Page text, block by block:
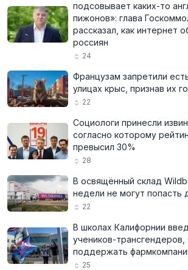
подсовывает каких-то
пижонов»: глава
рассказал, как интернет
россиян
24
Французам запретили
улицах крыс, признав их
22
Социологи принесли
согласно которому
превысил 30%
28
В освящённый склад
недели не могут попасть
22
В школах Калифорнии
учеников-трансгендеров,
поддержать
25